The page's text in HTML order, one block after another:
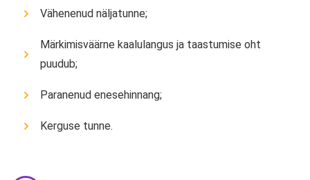
Vähenenud näljatunne;
Märkimisväärne kaalulangus ja taastumise oht
puudub;
Paranenud enesehinnang;
Kerguse tunne.